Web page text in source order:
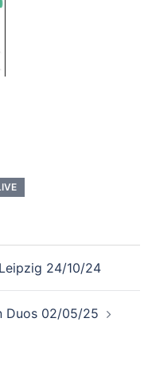
24/10/24
Duos 02/05/25